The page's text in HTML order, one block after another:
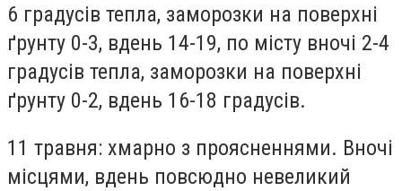
6 градусів тепла, заморозки на поверхні
ґрунту 0-3, вдень 14-19, по місту вночі 2-4
градусів тепла, заморозки на поверхні
ґрунту 0-2, вдень 16-18 градусів.
11 травня: хмарно з проясненнями. Вночі
місцями, вдень повсюдно невеликий